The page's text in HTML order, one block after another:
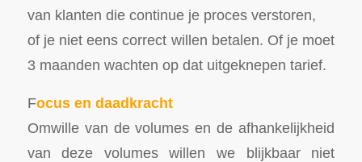
van klanten die continue je proces verstoren,
of je niet eens correct willen betalen. Of je moet
3 maanden wachten op dat uitgeknepen tarief.
Focus en daadkracht
Omwille van de volumes en de afhankelijkheid
van deze volumes willen we blijkbaar niet